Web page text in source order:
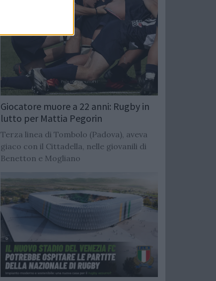
Giocatore muore a 22 anni: Rugby in
lutto per Mattia Pegorin
Terza linea di Tombolo (Padova), aveva
giaco con il Cittadella, nelle giovanili di
Benetton e Mogliano